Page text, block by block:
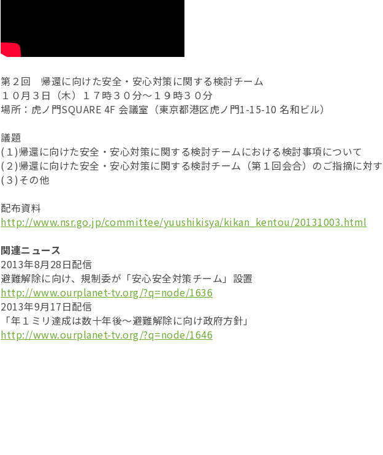
第２回 帰還に向けた安全・安心対策に関する検討チーム
１０月３日（木）１７時３０分～１９時３０分
場所：虎ノ門SQUARE 4F 会議室（東京都港区虎ノ門1-15-10 名和ビル）
議題
(１)帰還に向けた安全・安⼼対策に関する検討チームにおける検討事項について
(２)帰還に向けた安全・安⼼対策に関する検討チーム（第１回会合）のご指摘に対
(３)その他
配布資料
http://www.nsr.go.jp/committee/yuushikisya/kikan_kentou/20131003.html
関連ニュース
2013年8月28日配信
避難解除に向け、規制委が「安心安全対策チーム」設置
http://www.ourplanet-tv.org/?q=node/1636
2013年9月17日配信
「年１ミリ達成は数十年後〜避難解除に向け政府方針」
http://www.ourplanet-tv.org/?q=node/1646